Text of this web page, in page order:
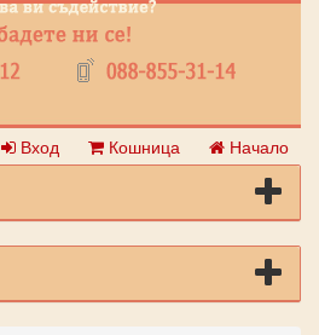
Вход Кошница Начало